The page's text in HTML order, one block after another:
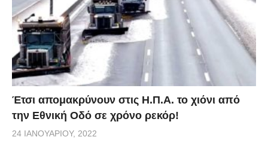
Έτσι απομακρύνουν στις Η.Π.Α. το χιόνι από
την Εθνική Οδό σε χρόνο ρεκόρ!
24 ΙΑΝΟΥΑΡΊΟΥ, 2022